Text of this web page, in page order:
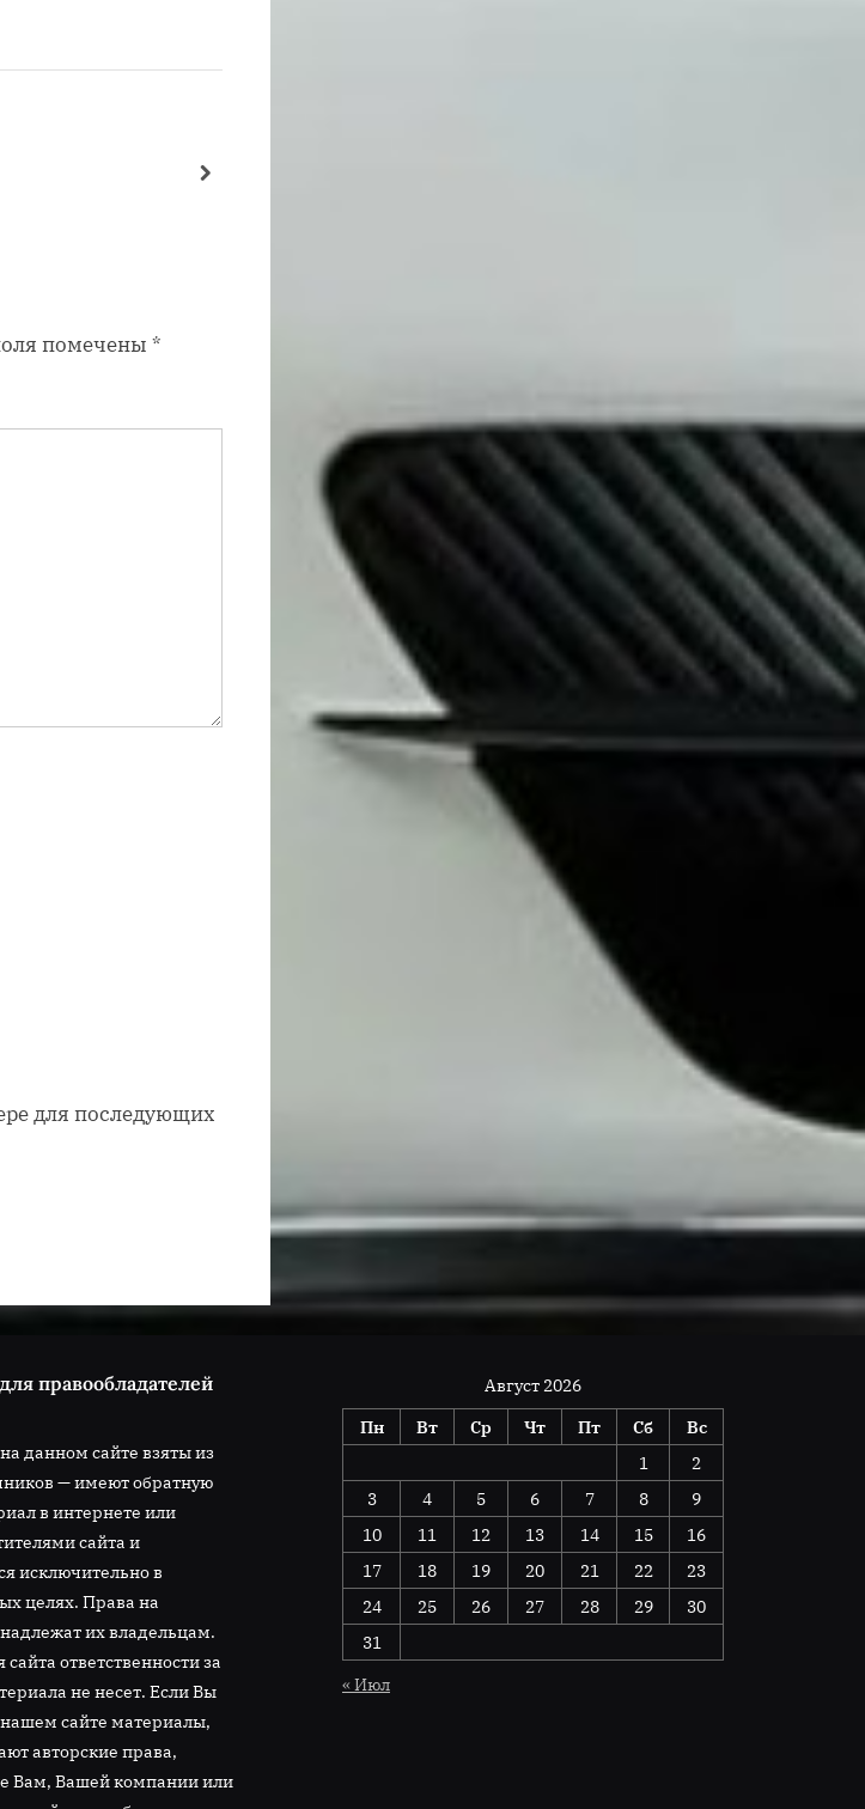
далее
помечены *
для последующих
правообладателей
данном сайте взяты из
— имеют обратную
в интернете или
сайта и
исключительно в
целях. Права на
их владельцам.
ответственности за
не несет. Если Вы
сайте материалы,
авторские права,
Вам, Вашей компании или
Август 2026
Пн
Вт Ср Чт Пт Сб
Вс
1
2
3
4 5 6 7 8
9
10
11 12 13 14 15
16
17
18 19 20 21 22
23
24
25 26 27 28 29
30
31
« Июл